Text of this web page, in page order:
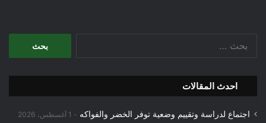
احدث المقالات
اجتماع لدراسة وتقييم وضعية توفر الخضر والفواكه 1 أغسطس، 2026